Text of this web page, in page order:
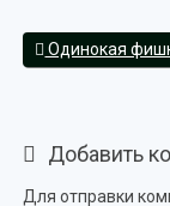
Одинокая
Добавить
Для отправки